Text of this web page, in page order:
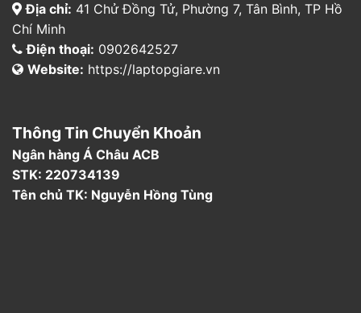
Địa chỉ: 41 Chử Đồng Tử, Phường 7, Tân Bình, TP Hồ
Chí Minh
Điện thoại: 0902642527
Website: https://laptopgiare.vn
Thông Tin Chuyển Khoản
Ngân hàng Á Châu ACB
STK: 220734139
Tên chủ TK: Nguyễn Hồng Tùng